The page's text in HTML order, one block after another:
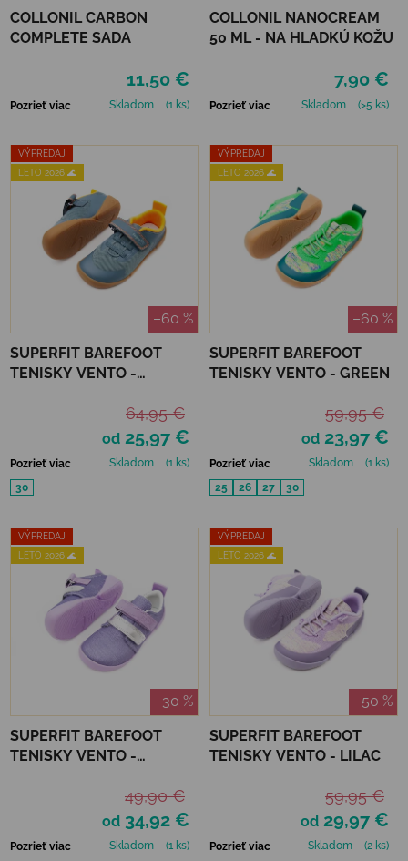
COLLONIL CARBON
COMPLETE SADA
11,50 €
Pozrieť viac Skladom (1 ks)
COLLONIL NANOCREAM
50 ML - NA HLADKÚ KOŽU
7,90 €
Pozrieť viac Skladom (>5 ks)
VÝPREDAJ
LETO 2026 🌊
–60 %
SUPERFIT BAREFOOT
TENISKY VENTO -
od 25,97 €
64,95 €
Pozrieť viac Skladom
(1 ks)
30
VÝPREDAJ
LETO 2026 🌊
–60 %
SUPERFIT BAREFOOT
TENISKY VENTO - GREEN
od 23,97 €
59,95 €
Pozrieť viac Skladom
(1 ks)
25
26 27 30
VÝPREDAJ
LETO 2026 🌊
–30 %
SUPERFIT BAREFOOT
TENISKY VENTO -
od 34,92 €
49,90 €
Pozrieť viac Skladom
(1 ks)
VÝPREDAJ
LETO 2026 🌊
–50 %
SUPERFIT BAREFOOT
TENISKY VENTO - LILAC
od 29,97 €
59,95 €
Pozrieť viac Skladom
(2 ks)